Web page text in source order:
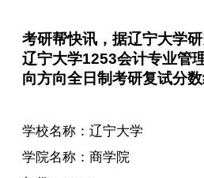
考研帮快讯，据辽宁大学
辽宁大学1253会计专业管
向方向全日制考研复试分数
学校名称：辽宁大学
学院名称：商学院